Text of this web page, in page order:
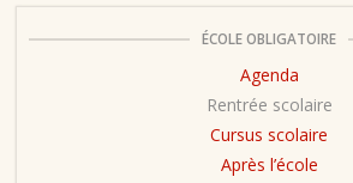
ÉCOLE OBLIGATOIRE
Agenda
Rentrée scolaire
Cursus scolaire
Après l’école